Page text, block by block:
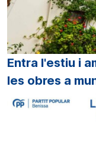
Entra l'estiu i
les obres a